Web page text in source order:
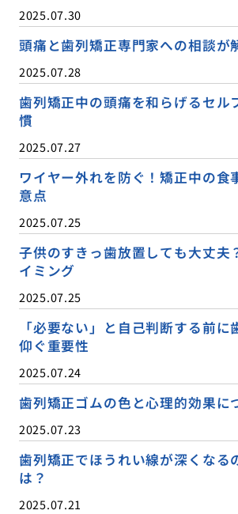
2025.07.30
頭痛と歯列矯正専門家への相談が
2025.07.28
歯列矯正中の頭痛を和らげるセル
慣
2025.07.27
ワイヤー外れを防ぐ！矯正中の食
意点
2025.07.25
子供のすきっ歯放置しても大丈夫
イミング
2025.07.25
「必要ない」と自己判断する前に
仰ぐ重要性
2025.07.24
歯列矯正ゴムの色と心理的効果に
2025.07.23
歯列矯正でほうれい線が深くなる
は？
2025.07.21